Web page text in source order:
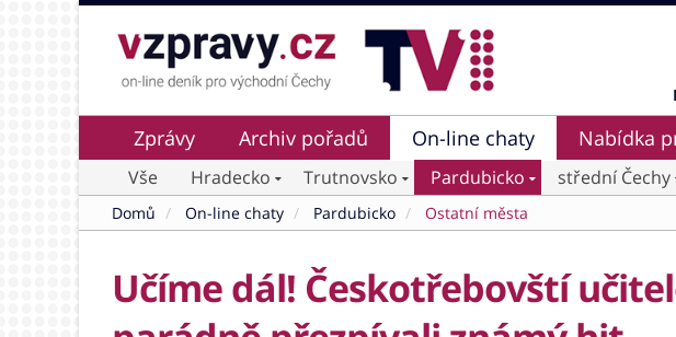
Zprávy Archiv pořadů On-line chaty Nabídka
Vše Hradecko Trutnovsko Pardubicko střední Čechy
Domů On-line chaty Pardubicko Ostatní města
Učíme dál! Českotřebovští